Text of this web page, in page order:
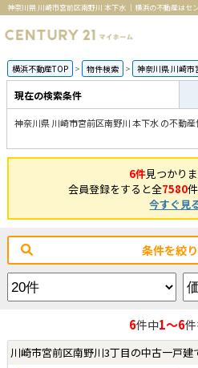
神奈川県 川崎市宮前区南野川 本下水 ｜横浜の不動産はセ
横浜不動産TOP 物件検索 神奈川県 川崎市
現在の検索条件
神奈川県 川崎市宮前区南野川 本下水 の不動産
6件見つかり
会員登録をすると全7580
今すぐ見
条件を絞
6件中1～6
川崎市宮前区南野川3丁目の中古一戸建